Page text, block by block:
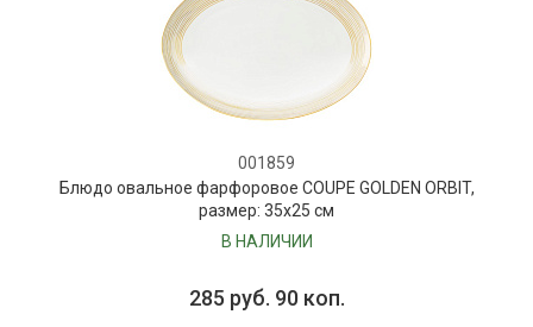
001859
Блюдо овальное фарфоровое COUPE GOLDEN ORBIT,
размер: 35х25 см
В НАЛИЧИИ
285 руб. 90 коп.